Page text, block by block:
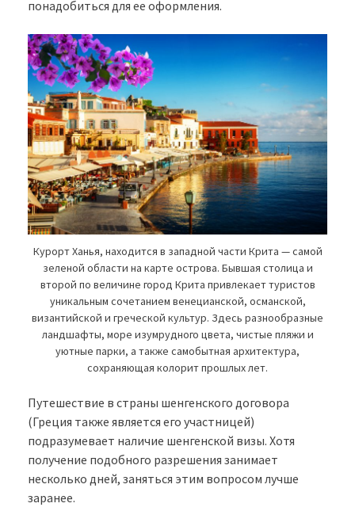
понадобиться для ее оформления.
Курорт Ханья, находится в западной части Крита — самой
зеленой области на карте острова. Бывшая столица и
второй по величине город Крита привлекает туристов
уникальным сочетанием венецианской, османской,
византийской и греческой культур. Здесь разнообразные
ландшафты, море изумрудного цвета, чистые пляжи и
уютные парки, а также самобытная архитектура,
сохраняющая колорит прошлых лет.
Путешествие в страны шенгенского договора
(Греция также является его участницей)
подразумевает наличие шенгенской визы. Хотя
получение подобного разрешения занимает
несколько дней, заняться этим вопросом лучше
заранее.